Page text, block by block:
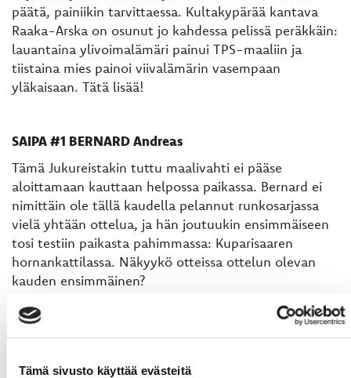
Tämä sivusto käyttää evästeitä
päätä, painiikin tarvittaessa. Kultakypärää kantava
Raaka-Arska on osunut jo kahdessa pelissä peräkkäin:
lauantaina ylivoimalämäri painui TPS-maaliin ja
tiistaina mies painoi viivalämärin vasempaan
yläkaisaan. Tätä lisää!
SAIPA #1 BERNARD Andreas
Tämä Jukureistakin tuttu maalivahti ei pääse
aloittamaan kauttaan helpossa paikassa. Bernard ei
nimittäin ole tällä kaudella pelannut runkosarjassa
vielä yhtään ottelua, ja hän joutuukin ensimmäiseen
tosi testiin paikasta pahimmassa: Kuparisaaren
hornankattilassa. Näkyykö otteissa ottelun olevan
kauden ensimmäinen?
SPORT TÄNÄÄN